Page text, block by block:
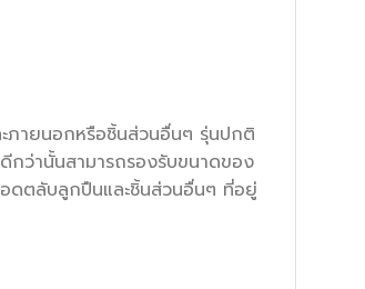
ภายนอกหรือชิ้นส่วนอื่นๆ รุ่นปกติ
กว่านั้นสามารถรองรับขนาดของ
ดตลับลูกปืนและชิ้นส่วนอื่นๆ ที่อยู่